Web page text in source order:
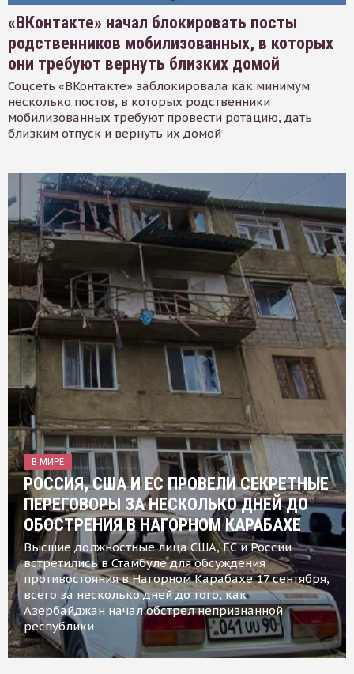
«ВКонтакте» начал блокировать посты
родственников мобилизованных, в которых
они требуют вернуть близких домой
Соцсеть «ВКонтакте» заблокировала как минимум
несколько постов, в которых родственники
мобилизованных требуют провести ротацию, дать
близким отпуск и вернуть их домой
В МИРЕ
РОССИЯ, США И ЕС ПРОВЕЛИ СЕКРЕТНЫЕ
ПЕРЕГОВОРЫ ЗА НЕСКОЛЬКО ДНЕЙ ДО
ОБОСТРЕНИЯ В НАГОРНОМ КАРАБАХЕ
Высшие должностные лица США, ЕС и России
встретились в Стамбуле для обсуждения
противостояния в Нагорном Карабахе 17 сентября,
всего за несколько дней до того, как
Азербайджан начал обстрел непризнанной
республики